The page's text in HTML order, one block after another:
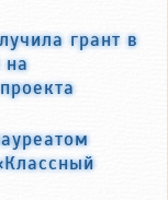
грант в
на